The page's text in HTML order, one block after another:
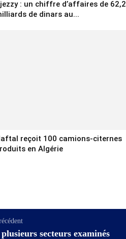
: un chiffre d’affaires de 62,2
de dinars au...
reçoit 100 camions-citernes
en Algérie
secteurs examinés